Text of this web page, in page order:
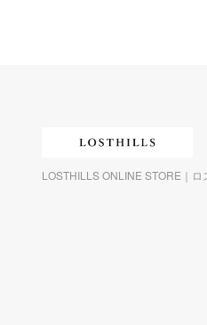
LOSTHILLS ONLINE STORE｜ロ